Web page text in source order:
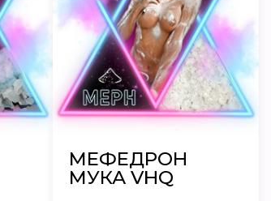
МЕФЕДРОН
МУКА VHQ